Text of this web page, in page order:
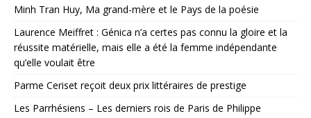
Minh Tran Huy, Ma grand-mère et le Pays de la poésie
Laurence Meiffret : Génica n’a certes pas connu la gloire et la
réussite matérielle, mais elle a été la femme indépendante
qu’elle voulait être
Parme Ceriset reçoit deux prix littéraires de prestige
Les Parrhésiens – Les derniers rois de Paris de Philippe